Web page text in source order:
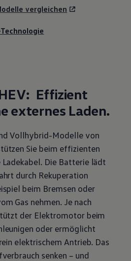
vergleichen
Effizient
externes Laden.
Vollhybrid-Modelle von
Sie beim effizienten
Ladekabel. Die Batterie lädt
durch Rekuperation
beim Bremsen oder
Gas nehmen. Je nach
der Elektromotor beim
oder ermöglicht
elektrischem Antrieb. Das
senken – und